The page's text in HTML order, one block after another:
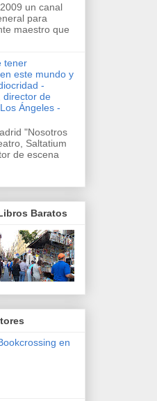
un canal
para
maestro que
tener
este mundo y
-
director de
Ángeles -
"Nosotros
Saltatium
de escena
Baratos
en